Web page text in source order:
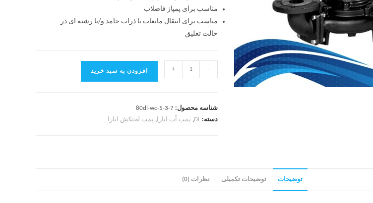
مناسب برای پمپاژ فاضلاب
مناسب برای انتقال مایعات با ذرات جامد و/یا رشته ای در
حالت تعلیق
-
+ افزودن به سبد خرید
شناسه محصول:80dl-wc-5-3-7
دسته:DL
, پمپ آب ابارا, پمپ لجنکش ابارا
توضیحات توضیحات تکمیلی نظرات (0)